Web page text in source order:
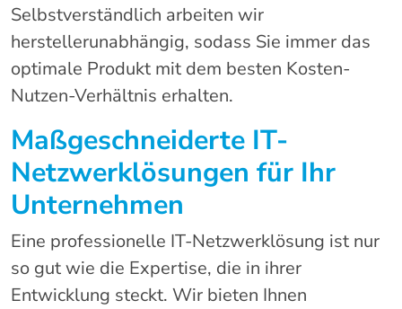
Selbstverständlich arbeiten wir
herstellerunabhängig, sodass Sie immer das
optimale Produkt mit dem besten Kosten-
Nutzen-Verhältnis erhalten.
Maßgeschneiderte IT-
Netzwerklösungen für Ihr
Unternehmen
Eine professionelle IT-Netzwerklösung ist nur
so gut wie die Expertise, die in ihrer
Entwicklung steckt. Wir bieten Ihnen